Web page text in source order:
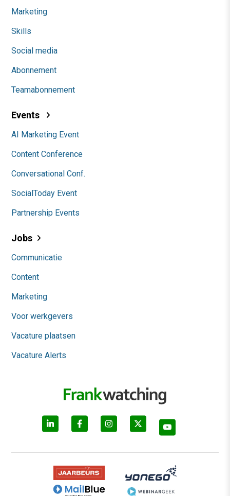
Marketing
Skills
Social media
Abonnement
Teamabonnement
Events
AI Marketing Event
Content Conference
Conversational Conf.
SocialToday Event
Partnership Events
Jobs
Communicatie
Content
Marketing
Voor werkgevers
Vacature plaatsen
Vacature Alerts